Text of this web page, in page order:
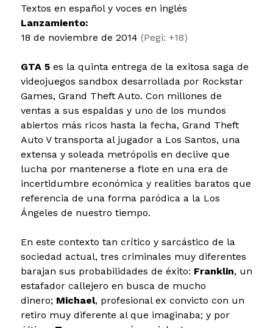
Textos en español y voces en inglés
Lanzamiento:
18 de noviembre de 2014 (Pegi: +18)
GTA 5es la quinta entrega de la exitosa saga de
videojuegos sandbox desarrollada por Rockstar
Games, Grand Theft Auto. Con millones de
ventas a sus espaldas y uno de los mundos
abiertos más ricos hasta la fecha, Grand Theft
Auto V transporta al jugador a Los Santos, una
extensa y soleada metrópolis en declive que
lucha por mantenerse a flote en una era de
incertidumbre económica y realities baratos que
referencia de una forma paródica a la Los
Ángeles de nuestro tiempo.
En este contexto tan crítico y sarcástico de la
sociedad actual, tres criminales muy diferentes
barajan sus probabilidades de éxito: Franklin, un
estafador callejero en busca de mucho
dinero; Michael, profesional ex convicto con un
retiro muy diferente al que imaginaba; y por